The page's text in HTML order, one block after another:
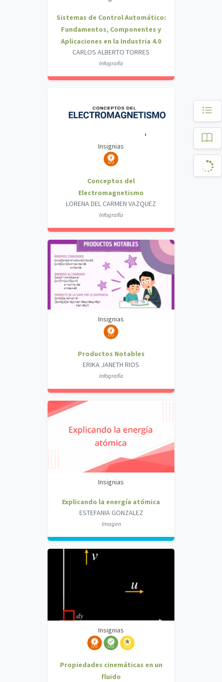
Sistemas de Control Automático:
Fundamentos, Componentes y
Aplicaciones en la Industria 4.0
CARLOS ALBERTO TORRES
Infografía
Insignias
Conceptos del
Electromagnetismo
LORENA DEL CARMEN VAZQUEZ
Infografía
Insignias
Productos Notables
ERIKA JANETH RIOS
Infografía
Insignias
Explicando la energía atómica
ESTEFANIA GONZALEZ
Imagen
Insignias
Propiedades cinemáticas en un
fluido